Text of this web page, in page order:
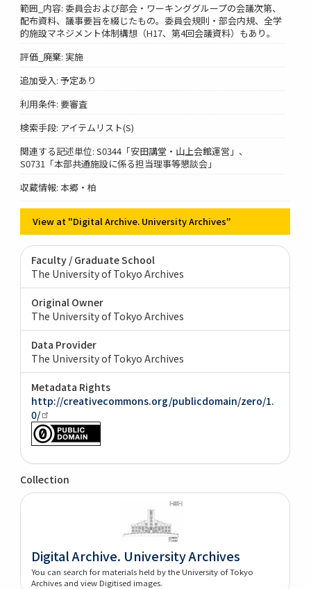
範囲_内容: 委員会および部会・ワーキンググループの会議次第、
配布資料、議事要旨を綴じたもの。委員会規則・部会内規、全学
的施設マネジメント体制構想（H17、第4回会議資料）もあり。
評価_廃棄: 実施
追加受入: 予定あり
利用条件: 要審査
検索手段: アイテムリスト(S)
関連する記述単位: S0344「安田講堂・山上会館運営」、
S0731「本部共通施設に係る担当理事等懇談会」
収蔵情報: 本郷・柏
View at "Digital Archive. University Archives"
Faculty / Graduate School
The University of Tokyo Archives
Original Owner
The University of Tokyo Archives
Data Provider
The University of Tokyo Archives
Metadata Rights
http://creativecommons.org/publicdomain/zero/1.
0/
Collection
Digital Archive. University Archives
You can search for materials held by the University of Tokyo
Archives and view Digitised images.